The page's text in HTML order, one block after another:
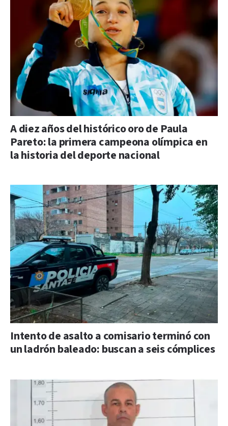
A diez años del histórico oro de Paula
Pareto: la primera campeona olímpica en
la historia del deporte nacional
Intento de asalto a comisario terminó con
un ladrón baleado: buscan a seis cómplices